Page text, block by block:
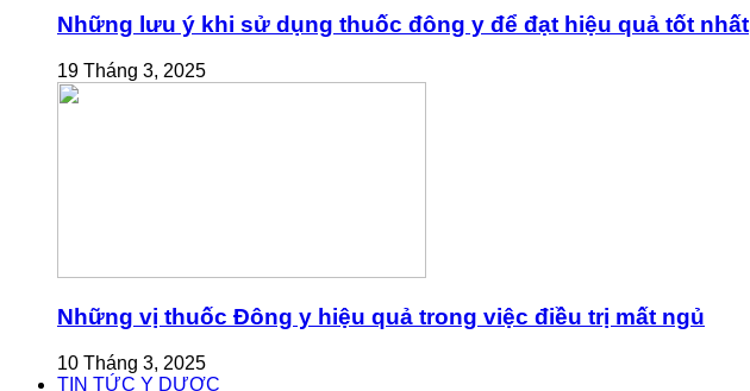
Những lưu ý khi sử dụng thuốc đông y để đạt hiệu quả tốt nhất
19 Tháng 3, 2025
Những vị thuốc Đông y hiệu quả trong việc điều trị mất ngủ
10 Tháng 3, 2025
TIN TỨC Y DƯỢC